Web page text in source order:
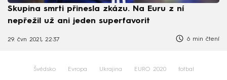
Skupina smrti přinesla zkázu. Na Euru z ní
nepřežil už ani jeden superfavorit
29. čvn 2021, 22:37 6 min čtení
Švédsko Evropa Ukrajina EURO 2020 fotbal